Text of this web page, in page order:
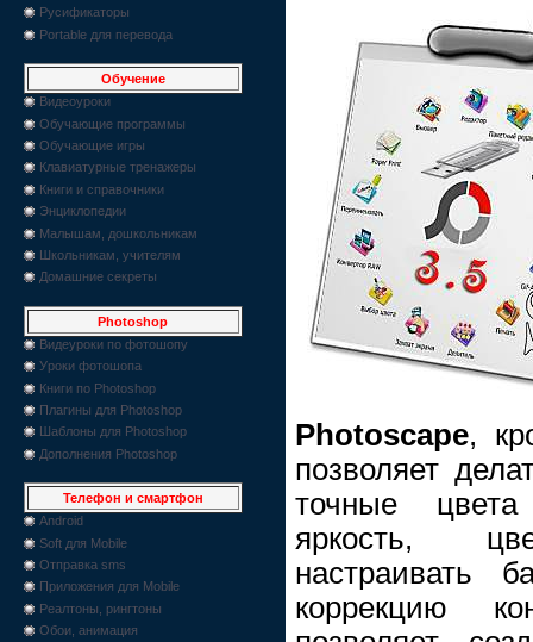
Русификаторы
Portable для перевода
Обучение
Видеоуроки
Обучающие программы
Обучающие игры
Клавиатурные тренажеры
Книги и справочники
Энциклопедии
Малышам, дошкольникам
Школьникам, учителям
Домашние секреты
Photoshop
Видеуроки по фотошопу
Уроки фотошопа
Книги по Photoshop
Плагины для Photoshop
Шаблоны для Photoshop
Дополнения Photoshop
Телефон и смартфон
Android
Soft для Mobile
Отправка sms
Приложения для Mobile
Реалтоны, рингтоны
Обои, анимация
Photoscape,
позволяет
точные цвета
яркость,
настраивать
коррекцию